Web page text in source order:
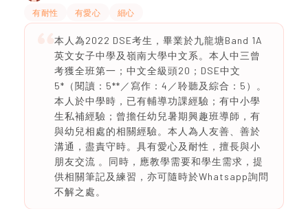
有耐性 有愛心 細心
本人為2022 DSE考生，畢業於九龍塘Band 1A
英文女子中學及嶺南大學中文系。本人中三曾
考獲全班第一；中文全級頭20；DSE中文
5*（閱讀：5**／寫作：4／聆聽及綜合：5）。
本人於中學時，已有輔導功課經驗；有中小學
生私補經驗；曾擔任幼兒暑期興趣班導師，有
與幼兒相處的相關經驗。本人為人友善、善於
溝通，盡責守時。具有愛心及耐性，擅長與小
朋友交流 。同時，應教學需要和學生需求，提
供相關筆記及練習，亦可隨時於Whatsapp詢問
不解之處。